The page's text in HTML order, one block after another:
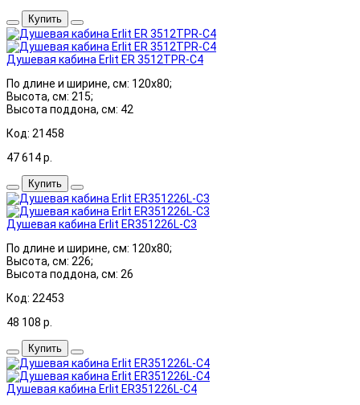
Купить
Душевая кабина Erlit ER 3512TPR-C4
По длине и ширине, см: 120x80;
Высота, см: 215;
Высота поддона, см: 42
Код: 21458
47 614р.
Купить
Душевая кабина Erlit ER351226L-C3
По длине и ширине, см: 120x80;
Высота, см: 226;
Высота поддона, см: 26
Код: 22453
48 108 р.
Купить
Душевая кабина Erlit ER351226L-C4